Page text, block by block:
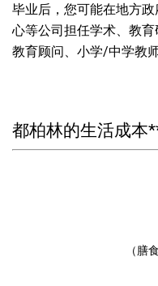
毕业后，您可能在地方
心等公司担任学术、教育
教育顾问、小学/中学教
都柏林的生活成本
（膳